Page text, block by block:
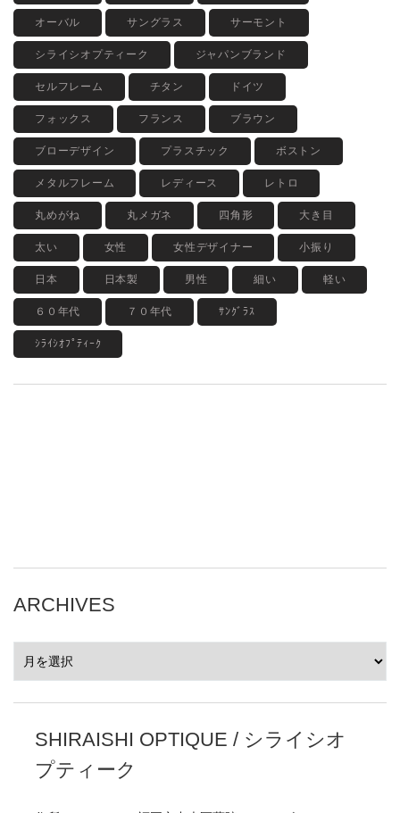
オーバル サングラス サーモント
シライシオプティーク ジャパンブランド
セルフレーム チタン ドイツ
フォックス フランス ブラウン
ブローデザイン プラスチック ボストン
メタルフレーム レディース レトロ
丸めがね 丸メガネ 四角形 大き目
太い 女性 女性デザイナー 小振り
日本 日本製 男性 細い 軽い
６０年代 ７０年代 ｻﾝｸﾞﾗｽ
ｼﾗｲｼｵﾌﾟﾃｨｰｸ
ARCHIVES
SHIRAISHI OPTIQUE / シライシオ
プティーク